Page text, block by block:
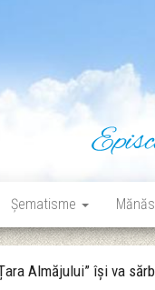
Situl oficial al
Șematisme
Almăjului” își va